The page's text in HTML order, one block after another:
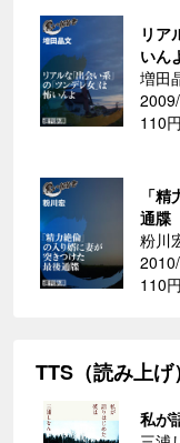
リア
いん
増田
110
「
通牒
粉川
110
TTS（読み上
私が